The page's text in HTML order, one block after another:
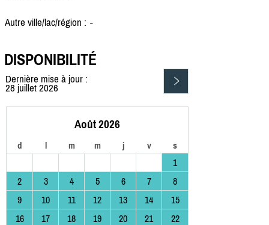
Autre ville/lac/région : -
DISPONIBILITÉ
Dernière mise à jour :
28 juillet 2026
Août 2026
d l m m j v s
1
2
3 4 5 6 7
8
9
10 11 12 13 14
15
16
17 18 19 20 21
22